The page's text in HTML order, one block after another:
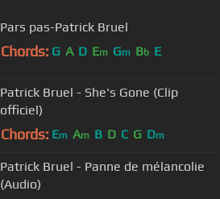
Pars pas-Patrick Bruel
Chords: G A D Em Gm Bb E
Patrick Bruel - She's Gone (Clip
officiel)
Chords: Em Am B D C G Dm
Patrick Bruel - Panne de mélancolie
(Audio)